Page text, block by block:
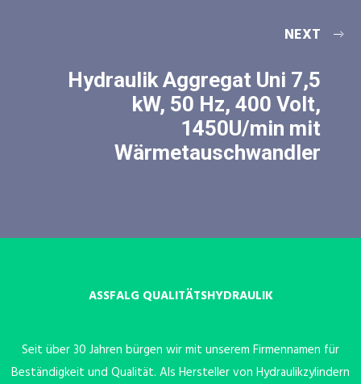
NEXT
Hydraulik Aggregat Uni 7,5
kW, 50 Hz, 400 Volt,
1450U/min mit
Wärmetauschwandler
ASSFALG QUALITÄTSHYDRAULIK
Seit über 30 Jahren bürgen wir mit unserem Firmennamen für
Beständigkeit und Qualität. Als Hersteller von Hydraulikzylindern